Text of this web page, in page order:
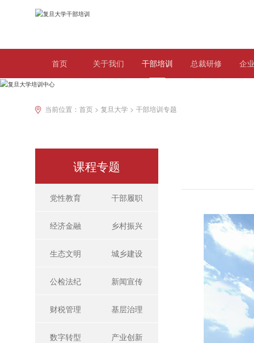
首页 关于我们 干部培训 总裁研修 企
当前位置： 首页 > 复旦大学 > 干部培训专题
课程专题
党性教育 干部履职
经济金融 乡村振兴
生态文明 城乡建设
公检法纪 新闻宣传
财税管理 基层治理
数字转型 产业创新